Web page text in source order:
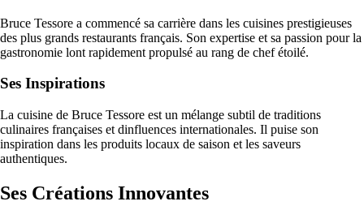
Bruce Tessore a commencé sa carrière dans les cuisines prestigieuses
des plus grands restaurants français. Son expertise et sa passion pour la
gastronomie lont rapidement propulsé au rang de chef étoilé.
Ses Inspirations
La cuisine de Bruce Tessore est un mélange subtil de traditions
culinaires françaises et dinfluences internationales. Il puise son
inspiration dans les produits locaux de saison et les saveurs
authentiques.
Ses Créations Innovantes